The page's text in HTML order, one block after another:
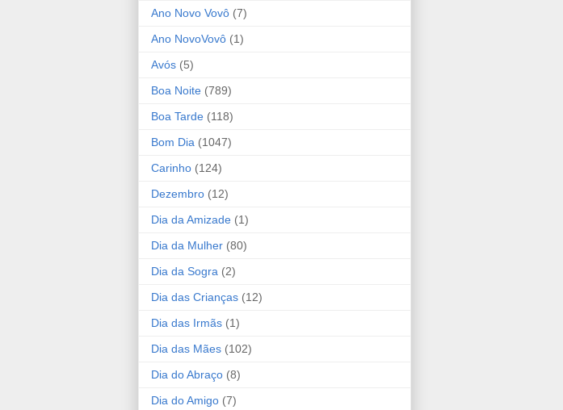
Ano Novo Vovô (7)
Ano NovoVovô (1)
Avós (5)
Boa Noite (789)
Boa Tarde (118)
Bom Dia (1047)
Carinho (124)
Dezembro (12)
Dia da Amizade (1)
Dia da Mulher (80)
Dia da Sogra (2)
Dia das Crianças (12)
Dia das Irmãs (1)
Dia das Mães (102)
Dia do Abraço (8)
Dia do Amigo (7)